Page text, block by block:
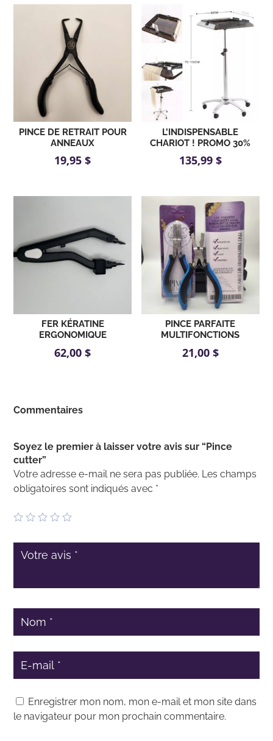
PINCE DE RETRAIT POUR
ANNEAUX
19,95$
L’INDISPENSABLE
CHARIOT ! PROMO 30%
135,99 $
FER KÉRATINE
ERGONOMIQUE
62,00$
PINCE PARFAITE
MULTIFONCTIONS
21,00 $
Commentaires
Soyez le premier à laisser votre avis sur “Pince
cutter”
Votre adresse e-mail ne sera pas publiée. Les champs
obligatoires sont indiqués avec *
Enregistrer mon nom, mon e-mail et mon site dans
le navigateur pour mon prochain commentaire.